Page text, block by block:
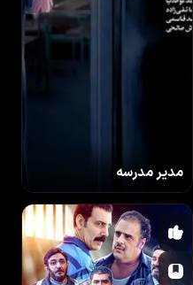
مدیر مدرسه
ایرانی
سه تن از دانش اموزان دبیرستانی
دخترانه، برای برگزاری تظاهرات
خیابانی فراخوان داده اند.